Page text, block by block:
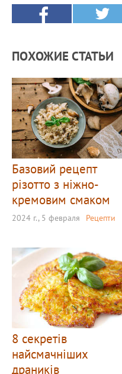
ПОХОЖИЕ СТАТЬИ
Базовий рецепт
різотто з ніжно-
кремовим смаком
2024 г., 5 февраля Рецепти
8 секретів
найсмачніших
драників